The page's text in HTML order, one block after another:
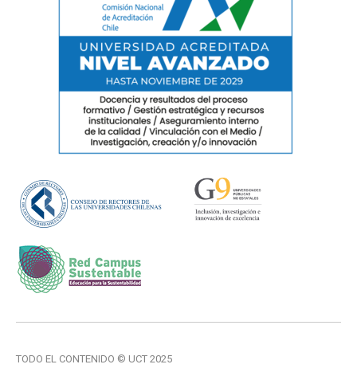
TODO EL CONTENIDO © UCT 2025